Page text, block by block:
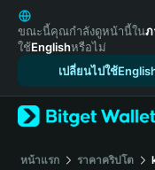
English
日本語
Tiếng Việt
Español
Türkçe
Français
ขณะนี้คุณกำลังดูหน้านี้ในภ
ใช้Englishหรือไม่
เปลี่ยนไปใช้
หน้าแรก ราคาคริปโต